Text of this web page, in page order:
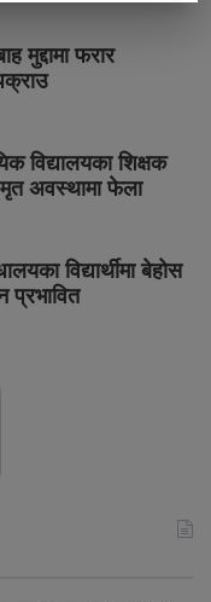
मुद्दामा फरार
विद्यालयका शिक्षक
अवस्थामा फेला
विद्यार्थीमा बेहोस
प्रभावित